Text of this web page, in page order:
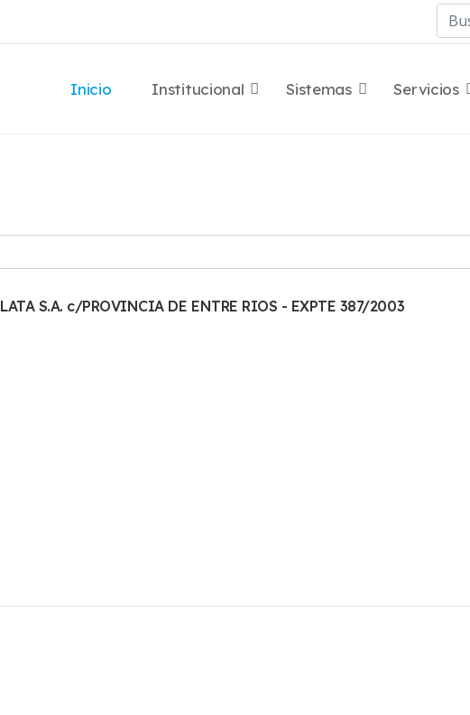
Buscar
Inicio Institucional Sistemas Servicios
S.A. c/PROVINCIA DE ENTRE RIOS - EXPTE 387/2003